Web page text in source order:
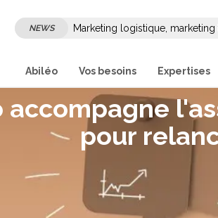
NEWS
Marketing logistique,
Abiléo
Vos besoins Expertises
accompagne
pour